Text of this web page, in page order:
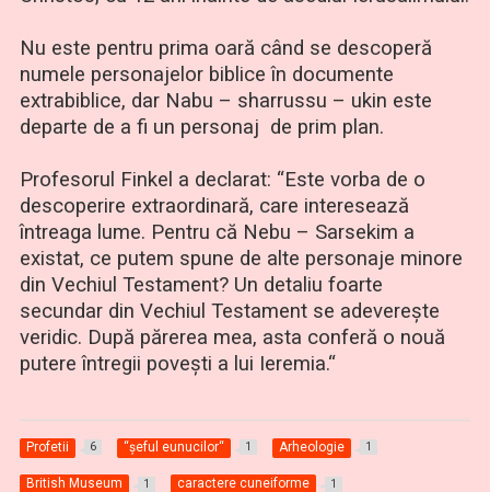
Nu este pentru prima oară când se descoperă
numele personajelor biblice în documente
extrabiblice, dar Nabu – sharrussu – ukin este
departe de a fi un personaj de prim plan.
Profesorul Finkel a declarat: “Este vorba de o
descoperire extraordinară, care interesează
întreaga lume. Pentru că Nebu – Sarsekim a
existat, ce putem spune de alte personaje minore
din Vechiul Testament? Un detaliu foarte
secundar din Vechiul Testament se adevereşte
veridic. După părerea mea, asta conferă o nouă
putere întregii poveşti a lui Ieremia.“
Profetii 6 “şeful eunucilor“ 1 Arheologie 1
British Museum 1 caractere cuneiforme 1